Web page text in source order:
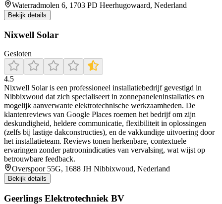
Waterradmolen 6, 1703 PD Heerhugowaard, Nederland
Bekijk details
Nixwell Solar
Gesloten
4.5
Nixwell Solar is een professioneel installatiebedrijf gevestigd in
Nibbixwoud dat zich specialiseert in zonnepaneleninstallaties en
mogelijk aanverwante elektrotechnische werkzaamheden. De
klantenreviews van Google Places roemen het bedrijf om zijn
deskundigheid, heldere communicatie, flexibiliteit in oplossingen
(zelfs bij lastige dakconstructies), en de vakkundige uitvoering door
het installatieteam. Reviews tonen herkenbare, contextuele
ervaringen zonder patroonindicaties van vervalsing, wat wijst op
betrouwbare feedback.
Overspoor 55G, 1688 JH Nibbixwoud, Nederland
Bekijk details
Geerlings Elektrotechniek BV